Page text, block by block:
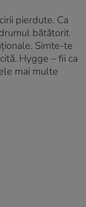
pierdute. Ca
bătătorit
Simte-te
Hygge – fii ca
mai multe